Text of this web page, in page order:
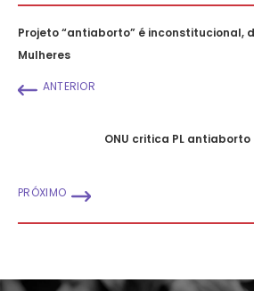
Projeto “antiaborto” é inconstitucional,
Mulheres
ANTERIOR
ONU critica PL
PRÓXIMO